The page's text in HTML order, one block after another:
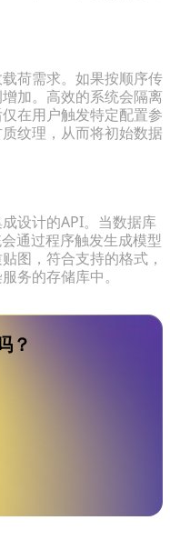
荷需求。如果按顺序传
加。高效的系统会隔离
在用户触发特定配置参
纹理，从而将初始数据
设计的API。当数据库
通过程序触发生成模型
图，符合支持的格式，
务的存储库中。
？